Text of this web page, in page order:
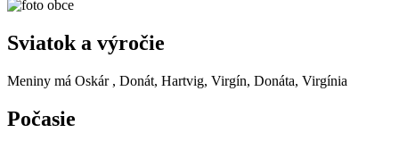
Sviatok a výročie
Meniny má Oskár , Donát, Hartvig, Virgín, Donáta, Virgínia
Počasie